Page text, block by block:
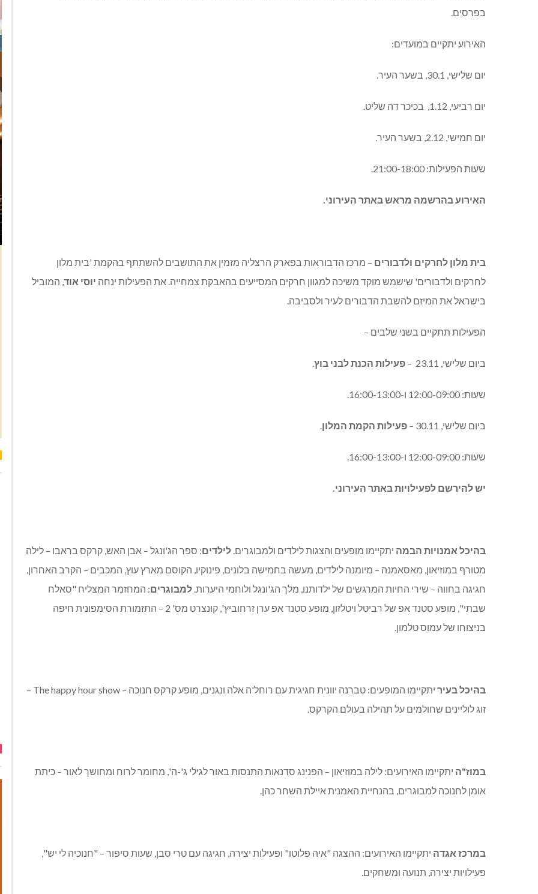
בפרסים.
האירוע יתקיים במועדים:
יום שלישי, 30.1, בשער העיר.
יום רביעי, 1.12, בכיכר דה שליט.
יום חמישי, 2.12, בשער העיר.
שעות הפעילות: 21:00-18:00.
האירוע בהרשמה מראש באתר העירוני.
בית מלון לחרקים ולדבורים – מרכז הדבוראות בפארק הרצליה מזמין את התושבים להשתתף בהקמת 'בית מלון
לחרקים ולדבורים' שישמש מוקד משיכה למגוון חרקים המסייעים בהאבקת צמחייה. את הפעילות ינחה יוסי אוד, המוביל
בישראל את המיזם להשבת הדבורים לעיר ולסביבה.
הפעילות תתקיים בשני שלבים –
ביום שלישי, 23.11 – פעילות הכנת לבני בוץ.
שעות: 12:00-09:00 ו-16:00-13:00.
ביום שלישי, 30.11 – פעילות הקמת המלון.
שעות: 12:00-09:00 ו-16:00-13:00.
יש להירשם לפעילויות באתר העירוני.
בהיכל אמנויות הבמה יתקיימו מופעים והצגות לילדים ולמבוגרים. לילדים: ספר הג'ונגל – אבן האש, קרקס בראבו – לילה
מטורף במוזיאון, מאסאמנה – מיומנה לילדים, מעשה בחמישה בלונים, פינוקיו, הקוסם מארץ עוץ, המכבים – הקרב האחרון,
חגיגה בחווה – שירי החיות המרגשים של ילדותנו, מלך הג'ונגל ולוחמי היערות. למבוגרים: המחזמר המצליח "סאלח
שבתי", מופע סטנד אפ של רביטל ויטלזון, מופע סטנד אפ ערן זרחוביץ', קונצרט מס' 2 – התזמורת הסימפונית חיפה
בניצוחו של עמוס טלמון.
בהיכל בעיר
יתקיימו המופעים: טברנה יוונית חגיגית עם רוחל'ה אלה ונגנים, מופע קרקס חנוכה – The happy hour show –
זוג לוליינים שחולמים על תהילה בעולם הקרקס.
במוז"ה יתקיימו האירועים: לילה במוזיאון – הפנינג סדנאות התנסות באור לגילי ג'-ה', מחומר לרוח ומחושך לאור – כיתת
אומן לחנוכה למבוגרים, בהנחיית האמנית איילת השחר כהן.
במרכז אגדה יתקיימו האירועים: ההצגה "איה פלוטו" ופעילות יצירה, חגיגה עם טרי סבן, שעות סיפור – "חנוכיה לי יש",
פעילויות יצירה, תנועה ומשחקים.